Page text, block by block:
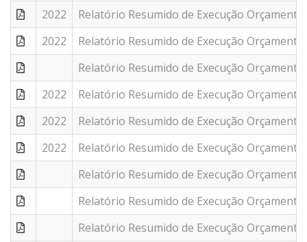
2022
Relatório Resumido de Execução
2022
Relatório Resumido de Execução
Relatório Resumido de Execução
2022
Relatório Resumido de Execução
2022
Relatório Resumido de Execução
2022
Relatório Resumido de Execução
Relatório Resumido de Execução
Relatório Resumido de Execução
Relatório Resumido de Execução